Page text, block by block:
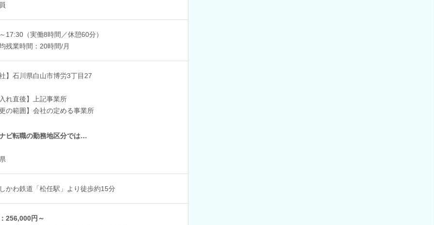
17:30（実働8時間／休憩60分）
残業時間：20時間/月
】石川県白山市博労3丁目27
れ直後】上記事業所
の範囲】会社の定める事業所
ビ転職の勤務地区分では…
かわ鉄道「松任駅」より徒歩約15分
256,000円～